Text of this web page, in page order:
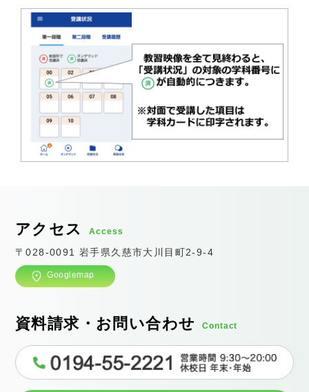
アクセス Access
〒028-0091 岩手県久慈市大川目町2-9-4
Googlemap
資料請求・お問い合わせ Contact